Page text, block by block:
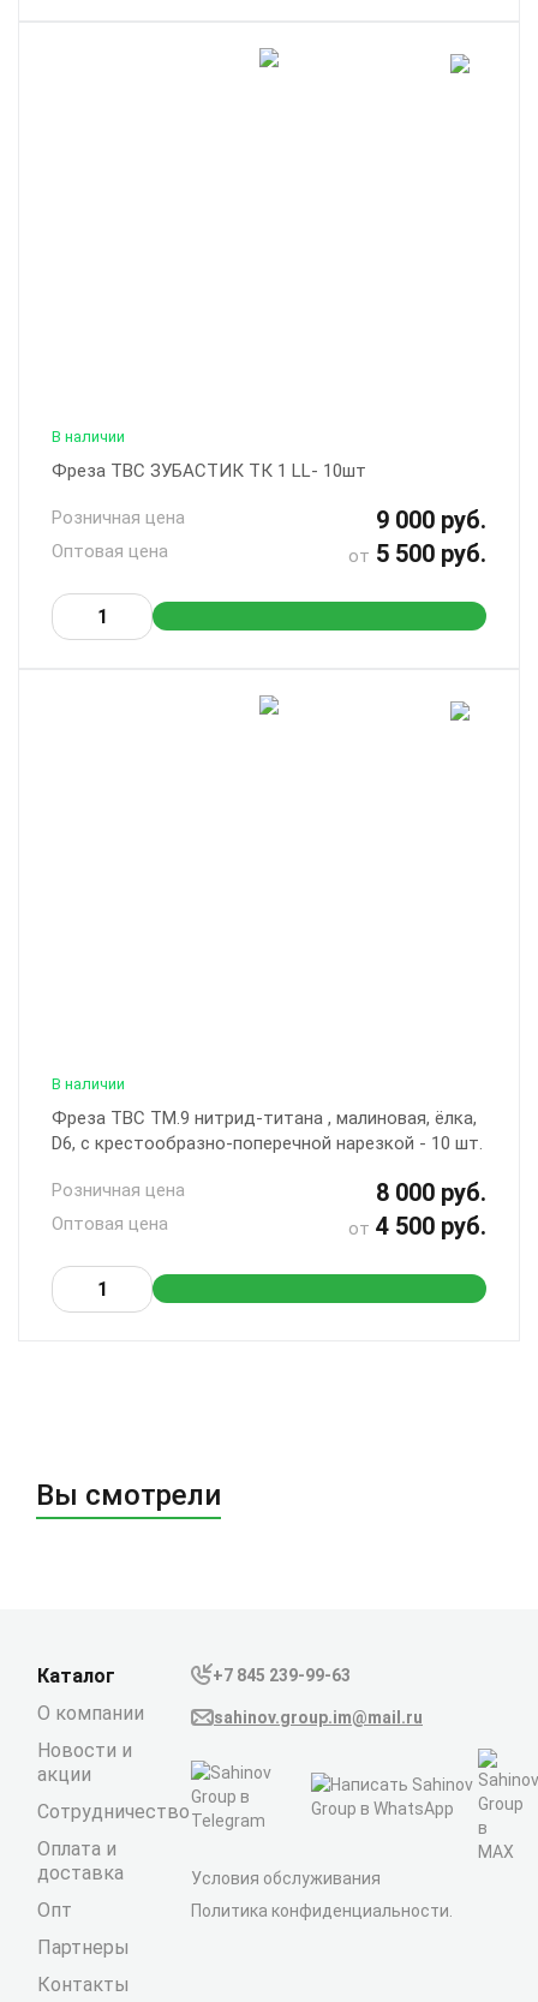
В наличии
Фреза ТВС ЗУБАСТИК ТК 1 LL- 10шт
Розничная цена 9 000 руб.
Оптовая цена от 5 500 руб.
В наличии
Фреза ТВС ТМ.9 нитрид-титана , малиновая, ёлка,
D6, с крестообразно-поперечной нарезкой - 10 шт.
Розничная цена 8 000 руб.
Оптовая цена от 4 500 руб.
Вы смотрели
Каталог
О компании
Новости и
акции
Сотрудничество
Оплата и
доставка
Опт
Партнеры
Контакты
+7 845 239-99-63
sahinov.group.im@mail.ru
Условия обслуживания
Политика конфиденциальности.